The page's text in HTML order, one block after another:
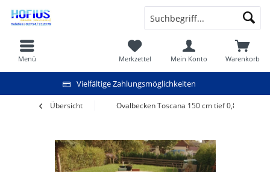
Vielfältige Zahlungsmöglichkeiten
Warenkorb
Merkzettel Mein Konto
Menü
Übersicht Ovalbecken Toscana 150 cm tief 0,8 mm